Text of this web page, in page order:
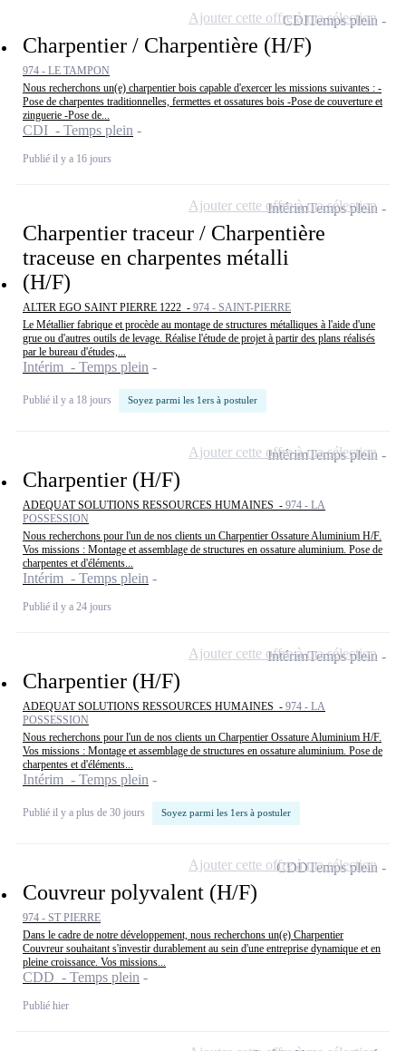
Charpentier / Charpentière (H/F)
974 - LE TAMPON
Nous recherchons un(e) charpentier bois capable d'exercer les missions suivantes : -
Pose de charpentes traditionnelles, fermettes et ossatures bois -Pose de couverture et
zinguerie -Pose de...
CDI - Temps plein
Publié il y a 16 jours
CDITemps plein
Ajouter cette offre à ma sélection
Charpentier traceur / Charpentière
traceuse en charpentes métalli
(H/F)
ALTER EGO SAINT PIERRE 1222 - 974 - SAINT-PIERRE
Le Métallier fabrique et procède au montage de structures métalliques à l'aide d'une
grue ou d'autres outils de levage. Réalise l'étude de projet à partir des plans réalisés
par le bureau d'études,...
Intérim - Temps plein
Publié il y a 18 jours Soyez parmi les 1ers à postuler
IntérimTemps plein
Ajouter cette offre à ma sélection
Charpentier (H/F)
ADEQUAT SOLUTIONS RESSOURCES HUMAINES - 974 - LA
POSSESSION
Nous recherchons pour l'un de nos clients un Charpentier Ossature Aluminium H/F.
Vos missions : Montage et assemblage de structures en ossature aluminium. Pose de
charpentes et d'éléments...
Intérim - Temps plein
Publié il y a 24 jours
IntérimTemps plein
Ajouter cette offre à ma sélection
Charpentier (H/F)
ADEQUAT SOLUTIONS RESSOURCES HUMAINES - 974 - LA
POSSESSION
Nous recherchons pour l'un de nos clients un Charpentier Ossature Aluminium H/F.
Vos missions : Montage et assemblage de structures en ossature aluminium. Pose de
charpentes et d'éléments...
Intérim - Temps plein
Publié il y a plus de 30 jours Soyez parmi les 1ers à postuler
IntérimTemps plein
Ajouter cette offre à ma sélection
Couvreur polyvalent (H/F)
974 - ST PIERRE
Dans le cadre de notre développement, nous recherchons un(e) Charpentier
Couvreur souhaitant s'investir durablement au sein d'une entreprise dynamique et en
pleine croissance. Vos missions...
CDD - Temps plein
Publié hier
CDDTemps plein
Ajouter cette offre à ma sélection